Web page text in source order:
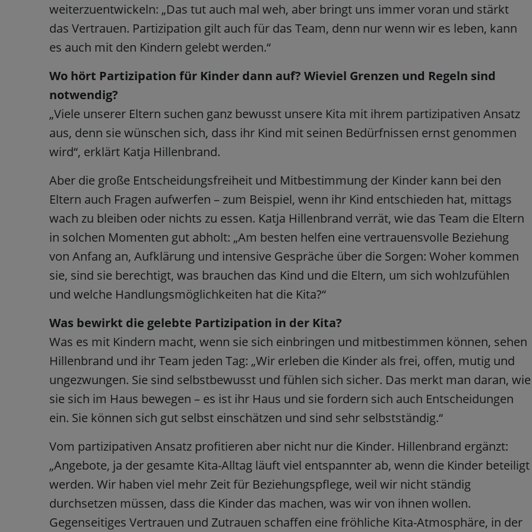
weiterzuentwickeln: „Das tut auch mal weh, aber bringt uns immer voran und stärkt
das Vertrauen. Partizipation gilt auch für das Team, denn nur wenn wir es leben, kann
es auch mit den Kindern gelebt werden.“
Wo hört Partizipation für Kinder dann auf? Wieviel Grenzen und Regeln sind
notwendig?
„Viele unserer Eltern suchen ganz bewusst unsere Kita mit ihrem partizipativen Ansatz
aus, denn sie wünschen sich, dass ihr Kind mit seinen Bedürfnissen ernst genommen
wird“, erklärt Katja Hillenbrand.
Aber die große Entscheidungsfreiheit und Mitbestimmung der Kinder kann bei den
Eltern auch Fragen aufwerfen – zum Beispiel, wenn ihr Kind entschieden hat, mittags
wach zu bleiben oder nichts zu essen. Katja Hillenbrand verrät, wie das Team die Eltern
in solchen Momenten gut abholt: „Am besten helfen eine vertrauensvolle Beziehung
von Anfang an, Aufklärung und intensive Gespräche über die Sorgen: Woher kommen
sie, sind sie berechtigt, was brauchen das Kind und die Eltern, um sich wohlzufühlen
und welche Handlungsmöglichkeiten hat die Kita?“
Was bewirkt die gelebte Partizipation in der Kita?
Was es mit Kindern macht, wenn sie sich einbringen und mitbestimmen können, sehen
Hillenbrand und ihr Team jeden Tag: „Wir erleben die Kinder als frei, offen, mutig und
ungezwungen. Sie sind selbstbewusst und fühlen sich sicher. Das merkt man daran, wie
sie sich im Haus bewegen – es ist ihr Haus und sie fordern sich auch Entscheidungen
ein. Sie können sich gut selbst einschätzen und sind sehr selbstständig.“
Vom partizipativen Ansatz profitieren aber nicht nur die Kinder. Hillenbrand ergänzt:
„Angebote, ja der gesamte Kita-Alltag läuft viel entspannter ab, wenn die Kinder beteiligt
werden. Wir haben viel mehr Zeit für Beziehungspflege, weil wir nicht ständig
durchsetzen müssen, dass die Kinder das machen, was wir von ihnen wollen.
Gegenseitiges Vertrauen und Zutrauen schaffen eine fröhliche Kita-Atmosphäre, in der